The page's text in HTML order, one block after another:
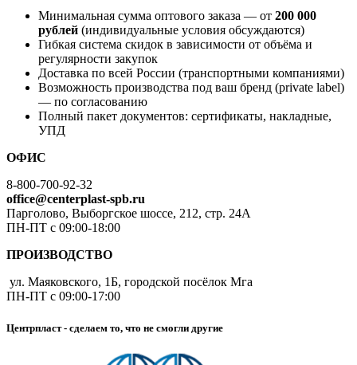
Минимальная сумма оптового заказа — от 200 000
рублей (индивидуальные условия обсуждаются)
Гибкая система скидок в зависимости от объёма и
регулярности закупок
Доставка по всей России (транспортными компаниями)
Возможность производства под ваш бренд (private label)
— по согласованию
Полный пакет документов: сертификаты, накладные,
УПД
ОФИС
8-800-700-92-32
office@centerplast-spb.ru
Парголово, Выборгское шоссе, 212, стр. 24А
ПН-ПТ с 09:00-18:00
ПРОИЗВОДСТВО
ул. Маяковского, 1Б, городской посёлок Мга
ПН-ПТ с 09:00-17:00
Центрпласт - сделаем то, что не смогли другие